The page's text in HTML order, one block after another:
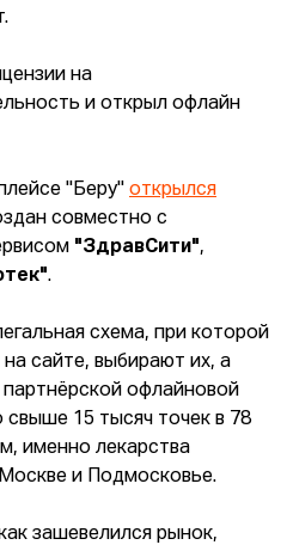
на
и открыл офлайн
"Беру" открылся
совместно с
"ЗдравСити",
.
схема, при которой
сайте, выбирают их, а
офлайновой
15 тысяч точек в 78
именно лекарства
и Подмосковье.
зашевелился рынок,